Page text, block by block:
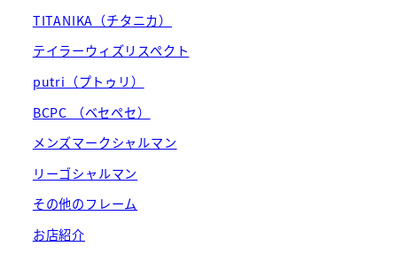
TITANIKA（チタニカ）
テイラーウィズリスペクト
putri（プトゥリ）
BCPC （ベセペセ）
メンズマークシャルマン
リーゴシャルマン
その他のフレーム
お店紹介